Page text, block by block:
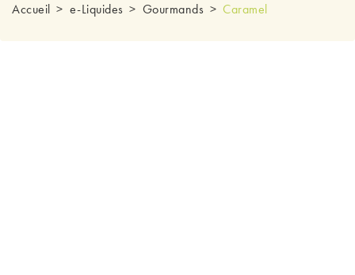
Accueil e-Liquides Gourmands Caramel